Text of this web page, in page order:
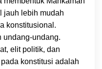
jauh lebih mudah
konstitusional.
undang-undang.
elit politik, dan
konstitusi adalah